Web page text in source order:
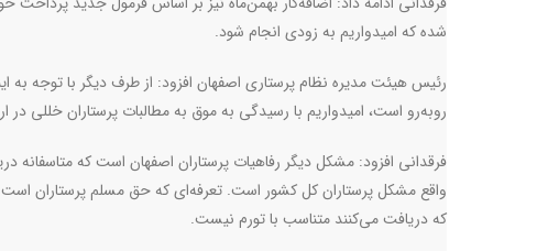
شده که امیدواریم به زودی انجام شود.
رئیس هیئت مدیره نظام پرستاری اصفهان افزود: از طرف دیگر با توجه
روبه‌رو است، امیدواریم با رسیدگی به موق به مطالبات پرستاران خللی
فرقدانی افزود: مشکل دیگر رفاهیات پرستاران اصفهان است که
که دریافت می‌کنند متناسب با تورم نیست.